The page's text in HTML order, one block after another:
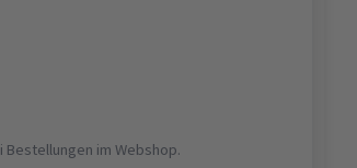
im Webshop.